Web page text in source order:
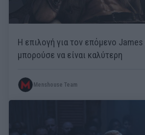
Η επιλογή για τον επόμενο
μπορούσε να είναι καλύτερη
Menshouse Team